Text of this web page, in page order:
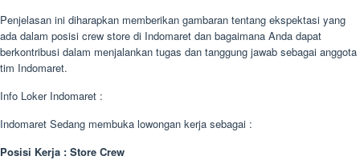
Penjelasan ini diharapkan memberikan gambaran tentang ekspektasi yang
ada dalam posisi crew store di Indomaret dan bagaimana Anda dapat
berkontribusi dalam menjalankan tugas dan tanggung jawab sebagai anggota
tim Indomaret.
Info Loker Indomaret :
Indomaret Sedang membuka lowongan kerja sebagai :
Posisi Kerja : Store Crew